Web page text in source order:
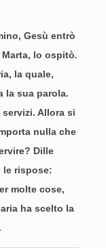
Gesù entrò
lo ospitò.
la quale,
la sua parola.
Allora si
nulla che
Dille
le rispose:
molte cose,
ha scelto la